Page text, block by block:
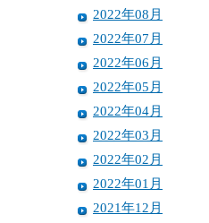
2022年08月
2022年07月
2022年06月
2022年05月
2022年04月
2022年03月
2022年02月
2022年01月
2021年12月